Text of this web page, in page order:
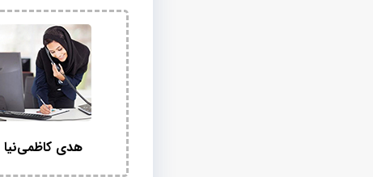
هدی کاظمی‌نیا